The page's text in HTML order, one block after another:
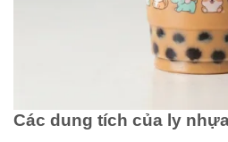
Các dung tích của ly